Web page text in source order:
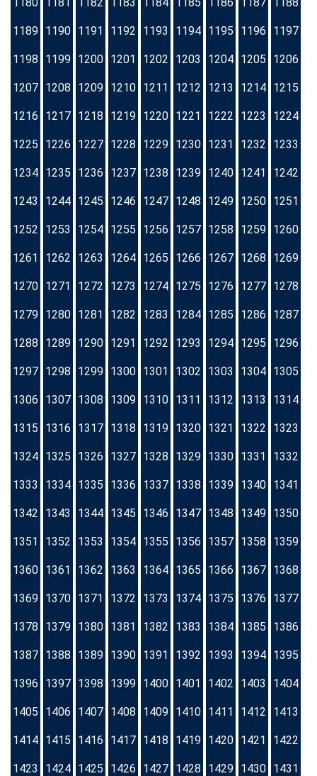
1189 1190 1191 1192 1193 1194 1195 1196 1197
1198 1199 1200 1201 1202 1203 1204 1205 1206
1207 1208 1209 1210 1211 1212 1213 1214 1215
1216 1217 1218 1219 1220 1221 1222 1223 1224
1225 1226 1227 1228 1229 1230 1231 1232 1233
1234 1235 1236 1237 1238 1239 1240 1241 1242
1243 1244 1245 1246 1247 1248 1249 1250 1251
1252 1253 1254 1255 1256 1257 1258 1259 1260
1261 1262 1263 1264 1265 1266 1267 1268 1269
1270 1271 1272 1273 1274 1275 1276 1277 1278
1279 1280 1281 1282 1283 1284 1285 1286 1287
1288 1289 1290 1291 1292 1293 1294 1295 1296
1297 1298 1299 1300 1301 1302 1303 1304 1305
1306 1307 1308 1309 1310 1311 1312 1313 1314
1315 1316 1317 1318 1319 1320 1321 1322 1323
1324 1325 1326 1327 1328 1329 1330 1331 1332
1333 1334 1335 1336 1337 1338 1339 1340 1341
1342 1343 1344 1345 1346 1347 1348 1349 1350
1351 1352 1353 1354 1355 1356 1357 1358 1359
1360 1361 1362 1363 1364 1365 1366 1367 1368
1369 1370 1371 1372 1373 1374 1375 1376 1377
1378 1379 1380 1381 1382 1383 1384 1385 1386
1387 1388 1389 1390 1391 1392 1393 1394 1395
1396 1397 1398 1399 1400 1401 1402 1403 1404
1405 1406 1407 1408 1409 1410 1411 1412 1413
1414 1415 1416 1417 1418 1419 1420 1421 1422
1423 1424 1425 1426 1427 1428 1429 1430 1431